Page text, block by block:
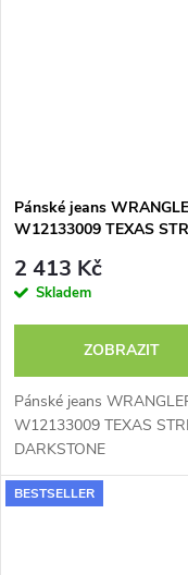
Pánské jeans
W12133009 TEXAS
2 413 Kč
Skladem
ZOBRAZIT
Pánské jeans
W12133009 TEXAS
DARKSTONE
BESTSELLER